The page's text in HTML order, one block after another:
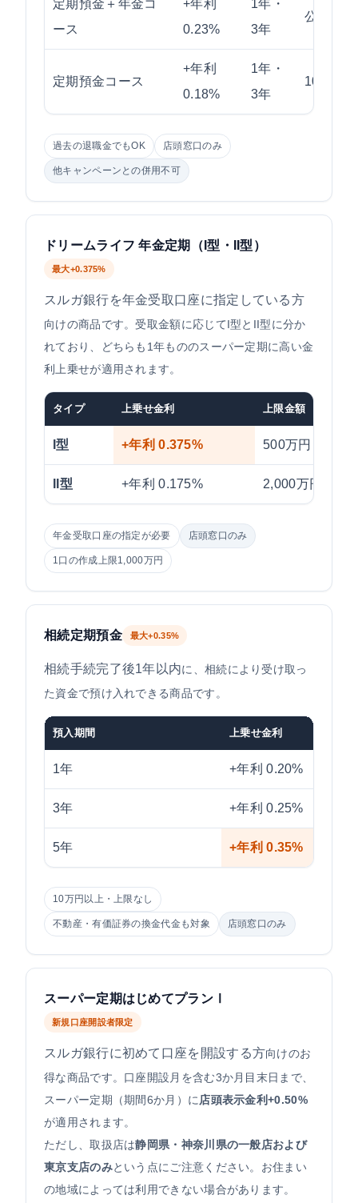
定期預金＋年金コ
ース
+年利
0.23%
1年・
3年
公的年
定期預金コース
+年利
0.18%
1年・
3年
100万円
過去の退職金でもOK 店頭窓口のみ
他キャンペーンとの併用不可
ドリームライフ 年金定期（I型・II型）
最大+0.375%
スルガ銀行を年金受取口座に指定している方
向けの商品です。受取金額に応じてI型とII型に分か
れており、どちらも1年もののスーパー定期に高い金
利上乗せが適用されます。
タイプ 上乗せ金利 上限金額
I型 +年利 0.375% 500万円まで
II型 +年利 0.175% 2,000万円まで
年金受取口座の指定が必要 店頭窓口のみ
1口の作成上限1,000万円
相続定期預金 最大+0.35%
相続手続完了後1年以内に、相続により受け取っ
た資金で預け入れできる商品です。
預入期間 上乗せ金利
1年 +年利 0.20%
3年 +年利 0.25%
5年 +年利 0.35%
10万円以上・上限なし
不動産・有価証券の換金代金も対象 店頭窓口のみ
スーパー定期はじめてプランⅠ
新規口座開設者限定
スルガ銀行に初めて口座を開設する方向けのお
得な商品です。口座開設月を含む3か月目末日まで、
スーパー定期（期間6か月）に店頭表示金利+0.50%
が適用されます。
ただし、取扱店は静岡県・神奈川県の一般店および
東京支店のみという点にご注意ください。お住まい
の地域によっては利用できない場合があります。